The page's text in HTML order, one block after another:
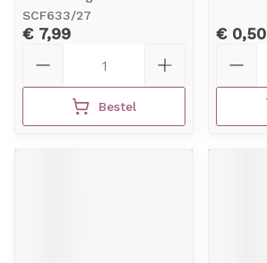
SCF633/27
€ 7,99
Bestel
€ 0,50